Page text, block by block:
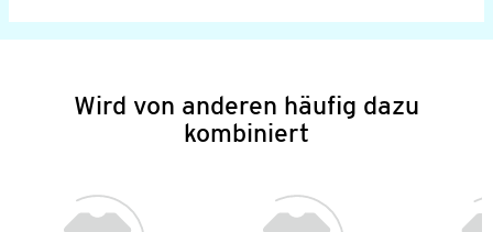
Wird von anderen häufig dazu
kombiniert